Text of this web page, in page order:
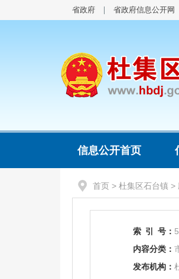
省政府 省政府信息公开网
信息公开首页
首页 > 杜集区石台镇 >
索 引 号：
内容分类：
发布机构：